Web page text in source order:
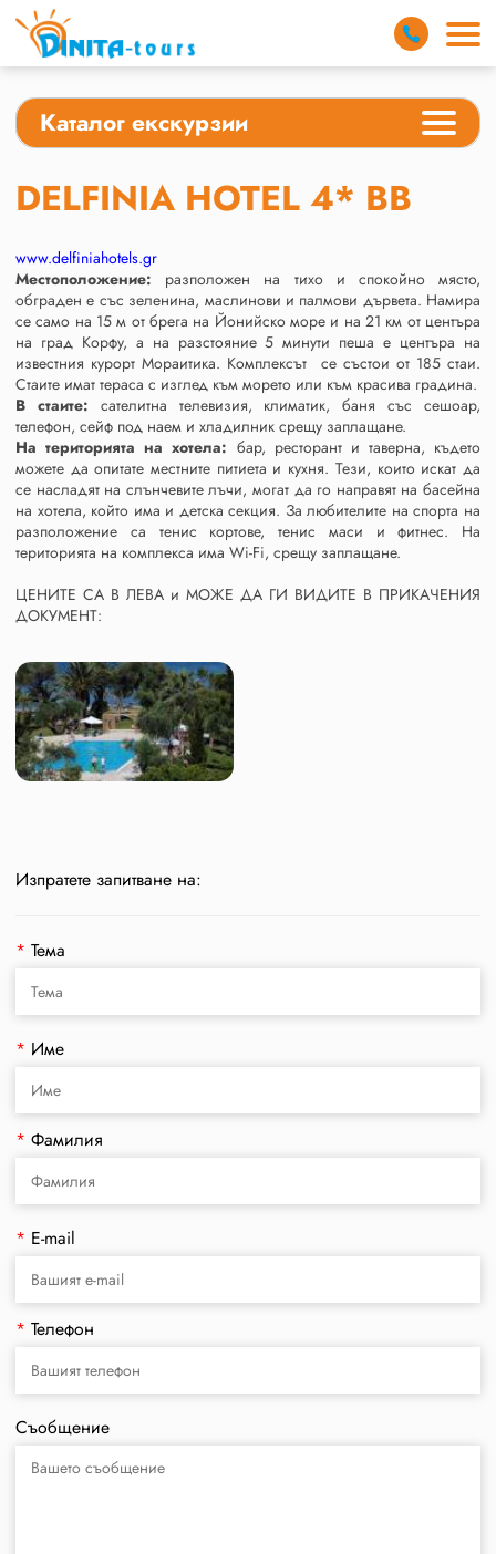
Каталог екскурзии
DELFINIA HOTEL 4* ВВ
www.delfiniahotels.gr
Местоположение: разположен на тихо и спокойно място,
обграден е със зеленина, маслинови и палмови дървета. Намира
се само на 15 м от брега на Йонийско море и на 21 км от центъра
на град Корфу, а на разстояние 5 минути пеша е центъра на
известния курорт Мораитика. Комплексът
се състои от 185 стаи.
Стаите имат тераса с изглед към морето или към красива градина.
В стаите: сателитна телевизия, климатик, баня със сешоар,
телефон, сейф под наем и хладилник срещу заплащане.
На територията на хотела: бар, ресторант и таверна, където
можете да опитате местните питиета и кухня. Тези, които искат да
се насладят на слънчевите лъчи, могат да го направят на басейна
на хотела, който има и детска секция. За любителите на спорта на
разположение са тенис кортове, тенис маси и фитнес. На
територията на комплекса има Wi-Fi, срещу заплащане.
ЦЕНИТЕ СА В ЛЕВА и МОЖЕ ДА ГИ ВИДИТЕ В ПРИКАЧЕНИЯ
ДОКУМЕНТ:
Изпратете запитване на:
* Тема
* Име
* Фамилия
* E-mail
* Телефон
Съобщение